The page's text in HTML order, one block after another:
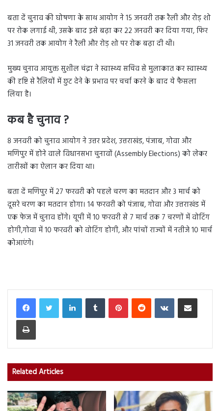
बता दें चुनाव की घोषणा के साथ आयोग ने 15 जनवरी तक रैली और रोड़ शो
पर रोक लगाई थी, उसके बाद इसे बढ़ा कर 22 जनवरी कर दिया गया, फिर
31 जनवरी तक आयोग ने रैली और रोड़ शो पर रोक बढ़ा दी थी।
मुख्य चुनाव आयुक्त सुशील चंद्रा ने स्वास्थ्य सचिव से मुलाकात कर स्वास्थ्य
की दृष्टि से रैलियों में छुट देने के प्रभाव पर चर्चा करने के बाद ये फैसला
लिया है।
कब है चुनाव ?
8 जनवरी को चुनाव आयोग ने उत्तर प्रदेश, उत्तराखंड, पंजाब, गोवा और
मणिपुर में होने वाले विधानसभा चुनावों (Assembly Elections) को लेकर
तारीखों का ऐलान कर दिया था।
बता दें मणिपुर में 27 फरवरी को पहले चरण का मतदान और 3 मार्च को
दूसरे चरण का मतदान होगा। 14 फरवरी को पंजाब, गोवा और उत्तराखंड में
एक फेज में चुनाव होंगे। यूपी में 10 फरवरी से 7 मार्च तक 7 चरणों में वोटिंग
होगी,गोवा में 10 फरवरी को वोटिंग होगी, और पांचों राज्यों में नतीजे 10 मार्च
कोआएंगे।
LinkedInTumblr PinterestReddit VKontakteShare via Email
Print
Related Articles